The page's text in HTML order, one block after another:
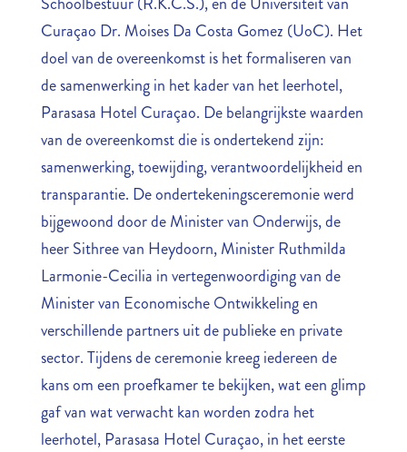
Curaçao Dr. Moises Da Costa Gomez (UoC). Het
doel van de overeenkomst is het formaliseren van
de samenwerking in het kader van het leerhotel,
Parasasa Hotel Curaçao. De belangrijkste waarden
van de overeenkomst die is ondertekend zijn:
samenwerking, toewijding, verantwoordelijkheid en
transparantie. De ondertekeningsceremonie werd
bijgewoond door de Minister van Onderwijs, de
heer Sithree van Heydoorn, Minister Ruthmilda
Larmonie-Cecilia in vertegenwoordiging van de
Minister van Economische Ontwikkeling en
verschillende partners uit de publieke en private
sector. Tijdens de ceremonie kreeg iedereen de
kans om een proefkamer te bekijken, wat een glimp
gaf van wat verwacht kan worden zodra het
leerhotel, Parasasa Hotel Curaçao, in het eerste